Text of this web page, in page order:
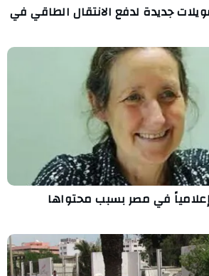
جديدة لدفع الانتقال الطاقي في
في مصر بسبب محتواها